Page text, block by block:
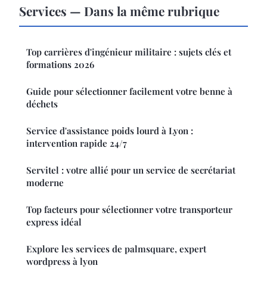
Services — Dans la même rubrique
Top carrières d'ingénieur militaire : sujets clés et
formations 2026
Guide pour sélectionner facilement votre benne à
déchets
Service d'assistance poids lourd à Lyon :
intervention rapide 24/7
Servitel : votre allié pour un service de secrétariat
moderne
Top facteurs pour sélectionner votre transporteur
express idéal
Explore les services de palmsquare, expert
wordpress à lyon